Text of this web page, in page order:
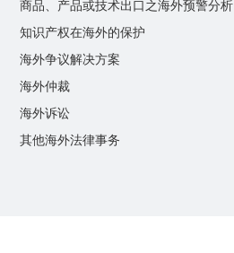
商品、产品或技术出口之海外预警分析
知识产权在海外的保护
海外争议解决方案
海外仲裁
海外诉讼
其他海外法律事务